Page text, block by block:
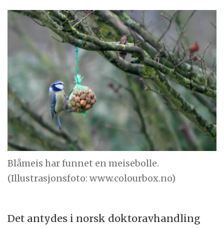
Blåmeis har funnet en meisebolle.
(Illustrasjonsfoto: www.colourbox.no)
Det antydes i norsk doktoravhandling